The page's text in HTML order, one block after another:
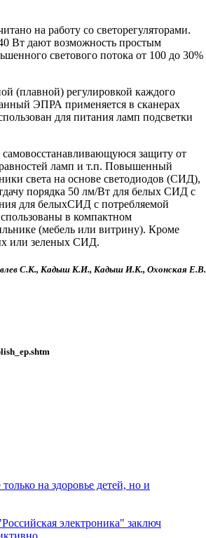
на работу со светорегуляторами.
Вт дают возможность простым
светового потока от 100 до 30%
(плавной) регулировкой каждого
ЭПРА применяется в сканерах
для питания ламп подсветки
защиту от
ламп и т.п. Повышенный
света на основе светодиодов (СИД),
порядка 50 лм/Вт для белых СИД с
для белыхСИД с потребляемой
в компактном
(мебель или витрину). Кроме
или зеленых СИД.
С.К., Кадыш К.И., Кадыш И.К., Охонская Е.В.
на здоровье детей, но и
электроника" заключ